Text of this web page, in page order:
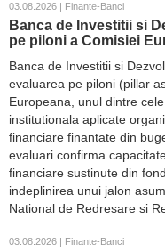
03.08.2026 | Finante-Banci
Banca de Investitii si
pe piloni a Comisiei
Banca de Investitii si
evaluarea pe piloni (pillar
Europeana, unul dintre
institutionala aplicate
financiare finantate din
evaluari confirma
financiare sustinute din
indeplinirea unui jalon
National de Redresare si
03.08.2026 | Finante-Banci